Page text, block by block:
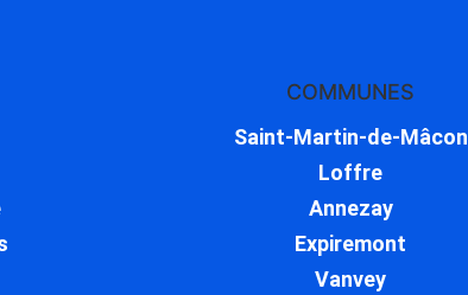
COMMUNES
Saint-Martin-de-Mâcon
Loffre
Annezay
Expiremont
Vanvey